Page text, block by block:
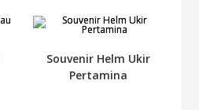
Souvenir Helm Ukir
Pertamina